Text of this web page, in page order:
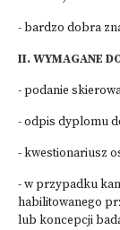
- bardzo dobra
II. WYMAGANE
- podanie
- odpis dyplomu
- kwestionariusz
- w przypadku
habilitowanego
lub koncepcji